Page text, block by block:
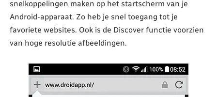
snelkoppelingen maken op het startscherm van je
Android-apparaat. Zo heb je snel toegang tot je
favoriete websites. Ook is de Discover functie voorzien
van hoge resolutie afbeeldingen.